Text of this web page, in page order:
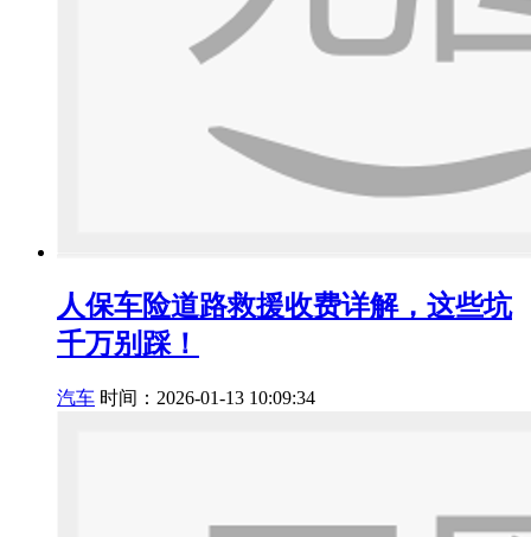
人保车险道路救援收费详解，这些坑
千万别踩！
汽车 时间：2026-01-13 10:09:34